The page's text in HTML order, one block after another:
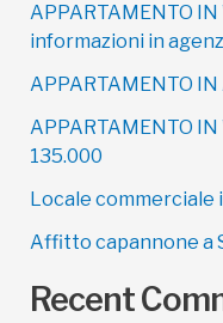
APPARTAMENTO IN
informazioni in
APPARTAMENTO
APPARTAMENTO IN
135.000
Locale commerciale
Affitto capannone a
Recent